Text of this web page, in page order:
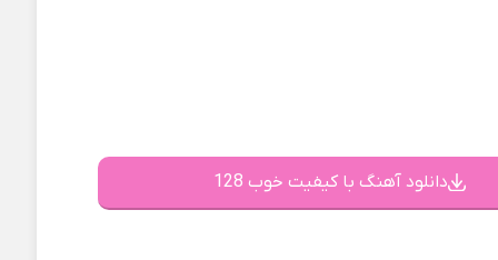
دانلود آهنگ با کیفیت خوب 128